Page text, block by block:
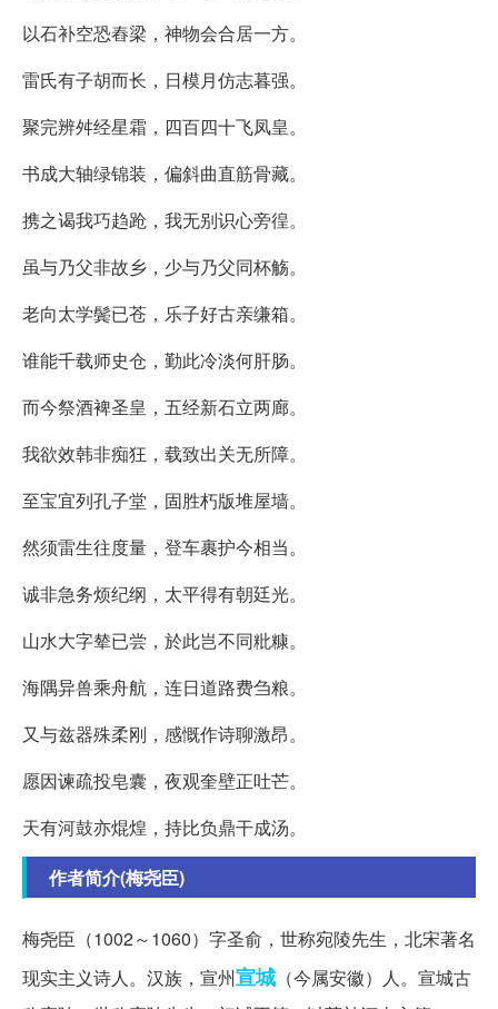
以石补空恐舂梁，神物会合居一方。
雷氏有子胡而长，日模月仿志暮强。
聚完辨舛经星霜，四百四十飞凤皇。
书成大轴绿锦装，偏斜曲直筋骨藏。
携之谒我巧趋跄，我无别识心旁徨。
虽与乃父非故乡，少与乃父同杯觞。
老向太学鬓已苍，乐子好古亲缣箱。
谁能千载师史仓，勤此冷淡何肝肠。
而今祭酒裨圣皇，五经新石立两廊。
我欲效韩非痴狂，载致出关无所障。
至宝宜列孔子堂，固胜朽版堆屋墙。
然须雷生往度量，登车裹护今相当。
诚非急务烦纪纲，太平得有朝廷光。
山水大字辇已尝，於此岂不同粃糠。
海隅异兽乘舟航，连日道路费刍粮。
又与兹器殊柔刚，感慨作诗聊激昂。
愿因谏疏投皂囊，夜观奎壁正吐芒。
天有河鼓亦焜煌，持比负鼎干成汤。
作者简介(梅尧臣)
梅尧臣（1002～1060）字圣俞，世称宛陵先生，北宋著名
现实主义诗人。汉族，宣州宣城 （今属安徽）人。宣城古